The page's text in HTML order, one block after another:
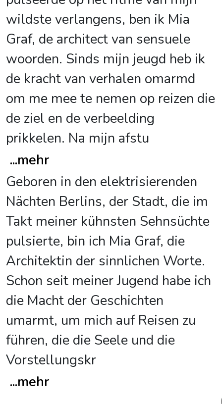
wildste verlangens, ben ik Mia
Graf, de architect van sensuele
woorden. Sinds mijn jeugd heb ik
de kracht van verhalen omarmd
om me mee te nemen op reizen die
de ziel en de verbeelding
prikkelen. Na mijn afstu
...mehr
Geboren in den elektrisierenden
Nächten Berlins, der Stadt, die im
Takt meiner kühnsten Sehnsüchte
pulsierte, bin ich Mia Graf, die
Architektin der sinnlichen Worte.
Schon seit meiner Jugend habe ich
die Macht der Geschichten
umarmt, um mich auf Reisen zu
führen, die die Seele und die
Vorstellungskr
...mehr